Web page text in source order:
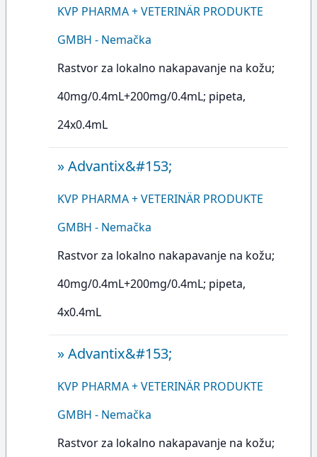
KVP PHARMA + VETERINÄR PRODUKTE
GMBH - Nemačka
Rastvor za lokalno nakapavanje na kožu;
40mg/0.4mL+200mg/0.4mL; pipeta,
24x0.4mL
»Advantix&#153;
KVP PHARMA + VETERINÄR PRODUKTE
GMBH - Nemačka
Rastvor za lokalno nakapavanje na kožu;
40mg/0.4mL+200mg/0.4mL; pipeta,
4x0.4mL
»Advantix&#153;
KVP PHARMA + VETERINÄR PRODUKTE
GMBH - Nemačka
Rastvor za lokalno nakapavanje na kožu;